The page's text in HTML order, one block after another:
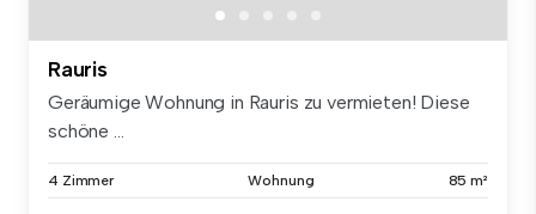
Rauris
Geräumige Wohnung in Rauris zu vermieten! Diese
schöne ...
4 Zimmer Wohnung 85 m²